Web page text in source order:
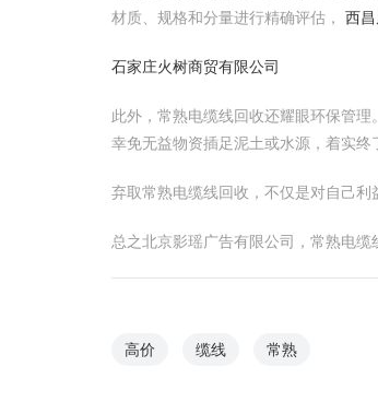
材质、规格和分量进行精确评估， 西
石家庄火树商贸有限公司
此外，常熟电缆线回收还耀眼环保管理
幸免无益物资插足泥土或水源，着实终
弃取常熟电缆线回收，不仅是对自己
总之北京影瑶广告有限公司，常熟电
高价 缆线 常熟